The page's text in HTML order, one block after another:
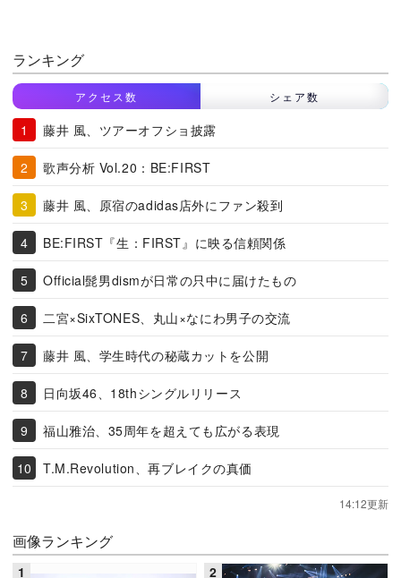
ランキング
アクセス数 シェア数
藤井 風、ツアーオフショ披露
歌声分析 Vol.20：BE:FIRST
藤井 風、原宿のadidas店外にファン殺到
BE:FIRST『生：FIRST』に映る信頼関係
Official髭男dismが日常の只中に届けたもの
二宮×SixTONES、丸山×なにわ男子の交流
藤井 風、学生時代の秘蔵カットを公開
日向坂46、18thシングルリリース
福山雅治、35周年を超えても広がる表現
T.M.Revolution、再ブレイクの真価
14:12更新
画像ランキング